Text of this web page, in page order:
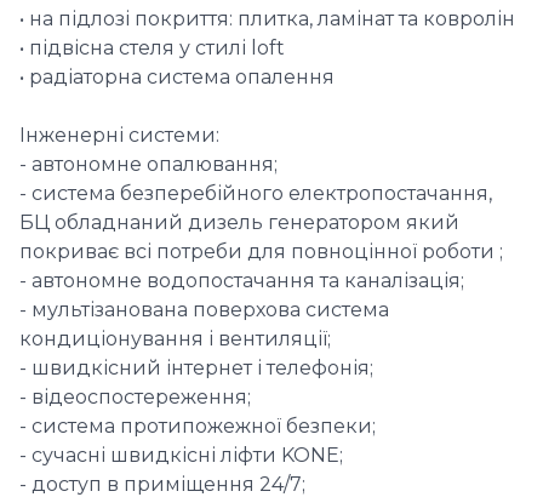
• на підлозі покриття: плитка, ламінат та ковролін
• підвісна стеля у стилі loft
• радіаторна система опалення
Інженерні системи:
- автономне опалювання;
- система безперебійного електропостачання,
БЦ обладнаний дизель генератором який
покриває всі потреби для повноцінної роботи ;
- автономне водопостачання та каналізація;
- мультізанована поверхова система
кондиціонування і вентиляції;
- швидкісний інтернет і телефонія;
- відеоспостереження;
- система протипожежної безпеки;
- сучасні швидкісні ліфти KONE;
- доступ в приміщення 24/7;